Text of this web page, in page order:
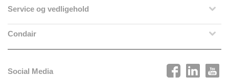
Service og vedligehold
Condair
Social Media